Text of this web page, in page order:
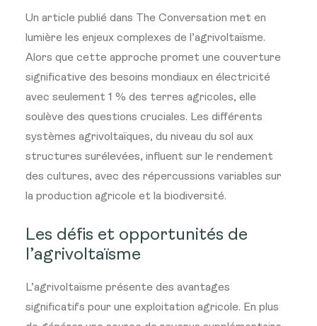
Un article publié dans The Conversation met en
lumière les enjeux complexes de l’agrivoltaïsme.
Alors que cette approche promet une couverture
significative des besoins mondiaux en électricité
avec seulement 1 % des terres agricoles, elle
soulève des questions cruciales. Les différents
systèmes agrivoltaïques, du niveau du sol aux
structures surélevées, influent sur le rendement
des cultures, avec des répercussions variables sur
la production agricole et la biodiversité.
Les défis et opportunités de
l’agrivoltaïsme
L’agrivoltaïsme présente des avantages
significatifs pour une exploitation agricole. En plus